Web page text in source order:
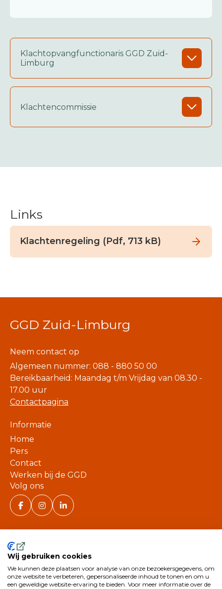
Klachtopvangfunctionaris GGD Zuid-
Limburg
Klachtencommissie
Links
Klachtenregeling (Pdf, 713 kB)
GGD Zuid-Limburg
Neem contact op
Algemeen nummer: 088 - 880 50 00
Bereikbaarheid: Maandag t/m Vrijdag van 08.30 -
17.00 uur
Contactpagina
Informatie
Home
Pers
Contact
Werken bij de GGD
Volg ons
©
2026
Wij gebruiken cookies
We kunnen deze plaatsen voor analyse van onze bezoekersgegevens, om
onze website te verbeteren, gepersonaliseerde inhoud te tonen en om u
een geweldige website-ervaring te bieden. Voor meer informatie over de